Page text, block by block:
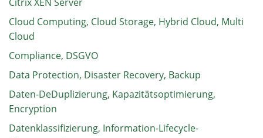
Cloud Computing, Cloud Storage, Hybrid Cloud, Multi
Cloud
Compliance, DSGVO
Data Protection, Disaster Recovery, Backup
Daten-DeDuplizierung, Kapazitätsoptimierung,
Encryption
Datenklassifizierung, Information-Lifecycle-